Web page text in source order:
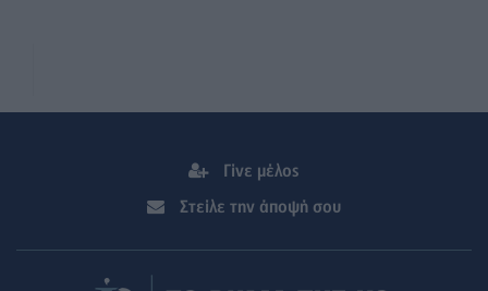
Γίνε μέλος
Στείλε την άποψή σου